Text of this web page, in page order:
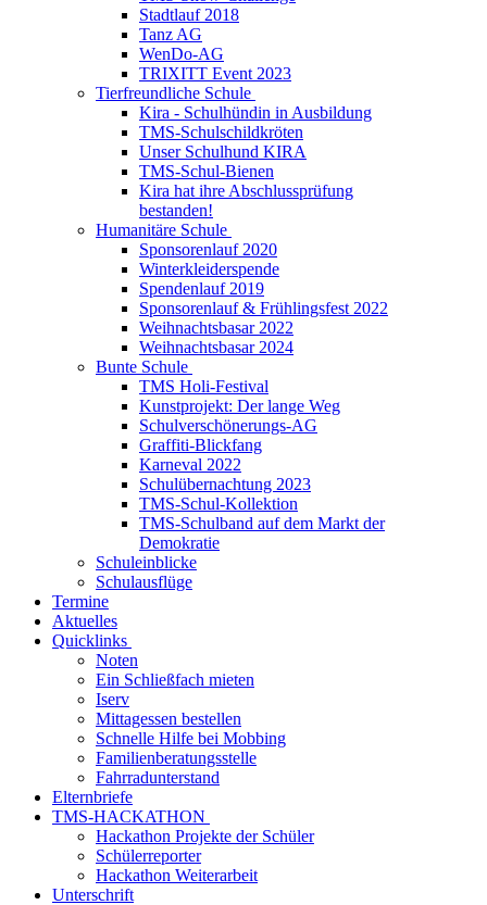
Stadtlauf 2018
Tanz AG
WenDo-AG
TRIXITT Event 2023
Tierfreundliche Schule
Kira - Schulhündin in Ausbildung
TMS-Schulschildkröten
Unser Schulhund KIRA
TMS-Schul-Bienen
Kira hat ihre Abschlussprüfung
bestanden!
Humanitäre Schule
Sponsorenlauf 2020
Winterkleiderspende
Spendenlauf 2019
Sponsorenlauf & Frühlingsfest 2022
Weihnachtsbasar 2022
Weihnachtsbasar 2024
Bunte Schule
TMS Holi-Festival
Kunstprojekt: Der lange Weg
Schulverschönerungs-AG
Graffiti-Blickfang
Karneval 2022
Schulübernachtung 2023
TMS-Schul-Kollektion
TMS-Schulband auf dem Markt der
Demokratie
Schuleinblicke
Schulausflüge
Termine
Aktuelles
Quicklinks
Noten
Ein Schließfach mieten
Iserv
Mittagessen bestellen
Schnelle Hilfe bei Mobbing
Familienberatungsstelle
Fahrradunterstand
Elternbriefe
TMS-HACKATHON
Hackathon Projekte der Schüler
Schülerreporter
Hackathon Weiterarbeit
Unterschrift